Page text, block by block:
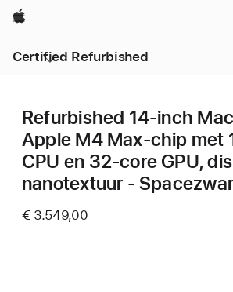
Apple
Certified Refurbished
Refurbished 14‑inch
Apple M4 Max-chip met
CPU en 32‑core GPU,
nanotextuur -
€ 3.549,00